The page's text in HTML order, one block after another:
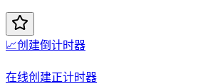
📈创建倒计时器
在线创建正计时器